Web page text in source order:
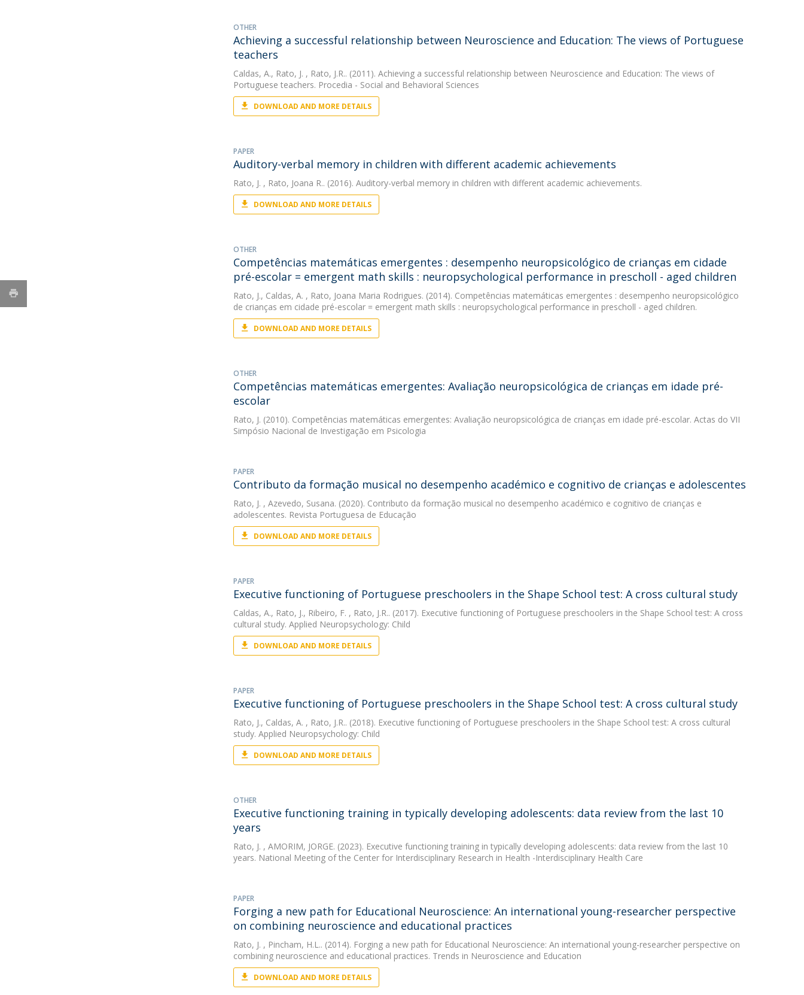
OTHER
Achieving a successful relationship between Neuroscience and Education: The views of Portuguese
teachers
Caldas, A., Rato, J. , Rato, J.R.. (2011). Achieving a successful relationship between Neuroscience and Education: The views of
Portuguese teachers. Procedia - Social and Behavioral Sciences
DOWNLOAD AND MORE DETAILS
PAPER
Auditory-verbal memory in children with different academic achievements
Rato, J. , Rato, Joana R.. (2016). Auditory-verbal memory in children with different academic achievements.
DOWNLOAD AND MORE DETAILS
OTHER
Competências matemáticas emergentes : desempenho neuropsicológico de crianças em cidade
pré-escolar = emergent math skills : neuropsychological performance in prescholl - aged children
Rato, J., Caldas, A. , Rato, Joana Maria Rodrigues. (2014). Competências matemáticas emergentes : desempenho neuropsicológico
de crianças em cidade pré-escolar = emergent math skills : neuropsychological performance in prescholl - aged children.
DOWNLOAD AND MORE DETAILS
OTHER
Competências matemáticas emergentes: Avaliação neuropsicológica de crianças em idade pré-
escolar
Rato, J. (2010). Competências matemáticas emergentes: Avaliação neuropsicológica de crianças em idade pré-escolar. Actas do VII
Simpósio Nacional de Investigação em Psicologia
PAPER
Contributo da formação musical no desempenho académico e cognitivo de crianças e adolescentes
Rato, J. , Azevedo, Susana. (2020). Contributo da formação musical no desempenho académico e cognitivo de crianças e
adolescentes. Revista Portuguesa de Educação
DOWNLOAD AND MORE DETAILS
PAPER
Executive functioning of Portuguese preschoolers in the Shape School test: A cross cultural study
Caldas, A., Rato, J., Ribeiro, F. , Rato, J.R.. (2017). Executive functioning of Portuguese preschoolers in the Shape School test: A cross
cultural study. Applied Neuropsychology: Child
DOWNLOAD AND MORE DETAILS
PAPER
Executive functioning of Portuguese preschoolers in the Shape School test: A cross cultural study
Rato, J., Caldas, A. , Rato, J.R.. (2018). Executive functioning of Portuguese preschoolers in the Shape School test: A cross cultural
study. Applied Neuropsychology: Child
DOWNLOAD AND MORE DETAILS
OTHER
Executive functioning training in typically developing adolescents: data review from the last 10
years
Rato, J. , AMORIM, JORGE. (2023). Executive functioning training in typically developing adolescents: data review from the last 10
years. National Meeting of the Center for Interdisciplinary Research in Health -Interdisciplinary Health Care
PAPER
Forging a new path for Educational Neuroscience: An international young-researcher perspective
on combining neuroscience and educational practices
Rato, J. , Pincham, H.L.. (2014). Forging a new path for Educational Neuroscience: An international young-researcher perspective on
combining neuroscience and educational practices. Trends in Neuroscience and Education
DOWNLOAD AND MORE DETAILS